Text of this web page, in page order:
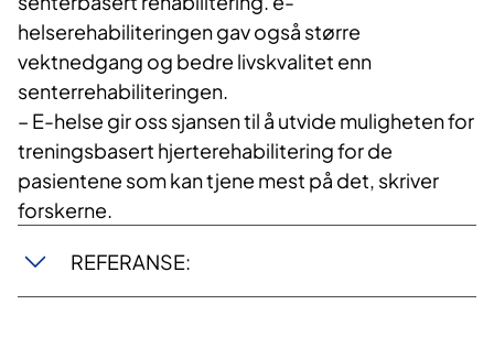
helserehabiliteringen gav også større
vektnedgang og bedre livskvalitet enn
senterrehabiliteringen.
– E-helse gir oss sjansen til å utvide muligheten for
treningsbasert hjerterehabilitering for de
pasientene som kan tjene mest på det, skriver
forskerne.
REFERANSE: